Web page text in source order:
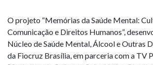
O projeto “Memórias da Saúde Mental:
Comunicação e Direitos Humanos”,
Núcleo de Saúde Mental, Álcool e Outras
da Fiocruz Brasília, em parceria com a TV